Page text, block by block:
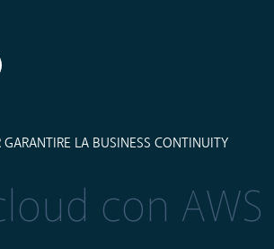
LA BUSINESS CONTINUITY
con